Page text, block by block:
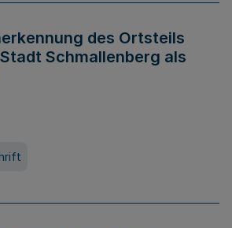
des Ortsteils
Schmallenberg als